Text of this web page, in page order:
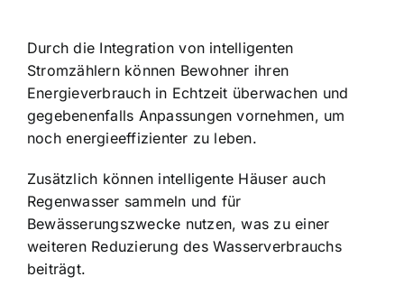
Durch die Integration von intelligenten
Stromzählern können Bewohner ihren
Energieverbrauch in Echtzeit überwachen und
gegebenenfalls Anpassungen vornehmen, um
noch energieeffizienter zu leben.
Zusätzlich können intelligente Häuser auch
Regenwasser sammeln und für
Bewässerungszwecke nutzen, was zu einer
weiteren Reduzierung des Wasserverbrauchs
beiträgt.